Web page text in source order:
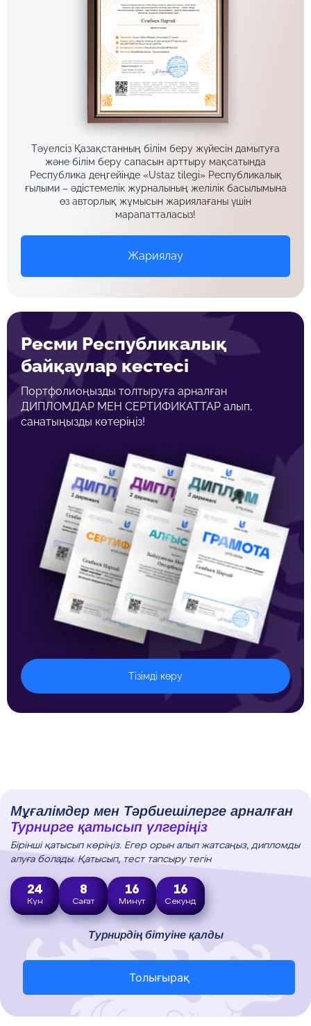
Тәуелсіз Қазақстанның білім беру жүйесін дамытуға
және білім беру сапасын арттыру мақсатында
Республика деңгейінде «Ustaz tilegi» Республикалық
ғылыми – әдістемелік журналының желілік басылымына
өз авторлық жұмысын жариялағаны үшін
марапатталасыз!
Жариялау
Ресми Республикалық
байқаулар кестесі
Портфолиоңызды толтыруға арналған
ДИПЛОМДАР МЕН СЕРТИФИКАТТАР алып,
санатыңызды көтеріңіз!
Тізімді көру
Мұғалімдер мен Тәрбиешілерге арналған
Турнирге қатысып үлгеріңіз
Бірінші қатысып көріңіз. Егер орын алып жатсаңыз, дипломды
алуға болады. Қатысып, тест тапсыру тегін
24
Күн
8
Сағат
16
Минут
15
Секунд
Турнирдің бітуіне қалды
Толығырақ